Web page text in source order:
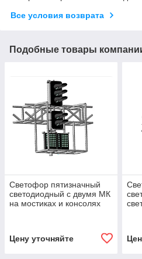
Все условия возврата
Подобные товары
Светофор пятизначный
светодиодный с двумя МК
на мостиках и консолях
Цену уточняйте